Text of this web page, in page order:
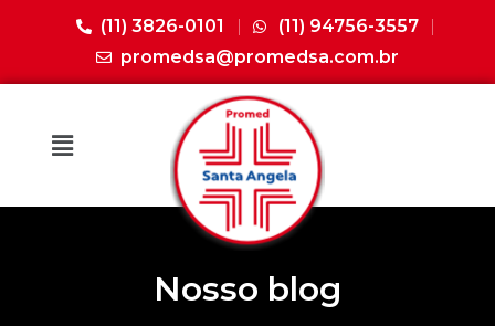
(11) 3826-0101
(11) 94756-3557
promedsa@promedsa.com.br
Nosso blog